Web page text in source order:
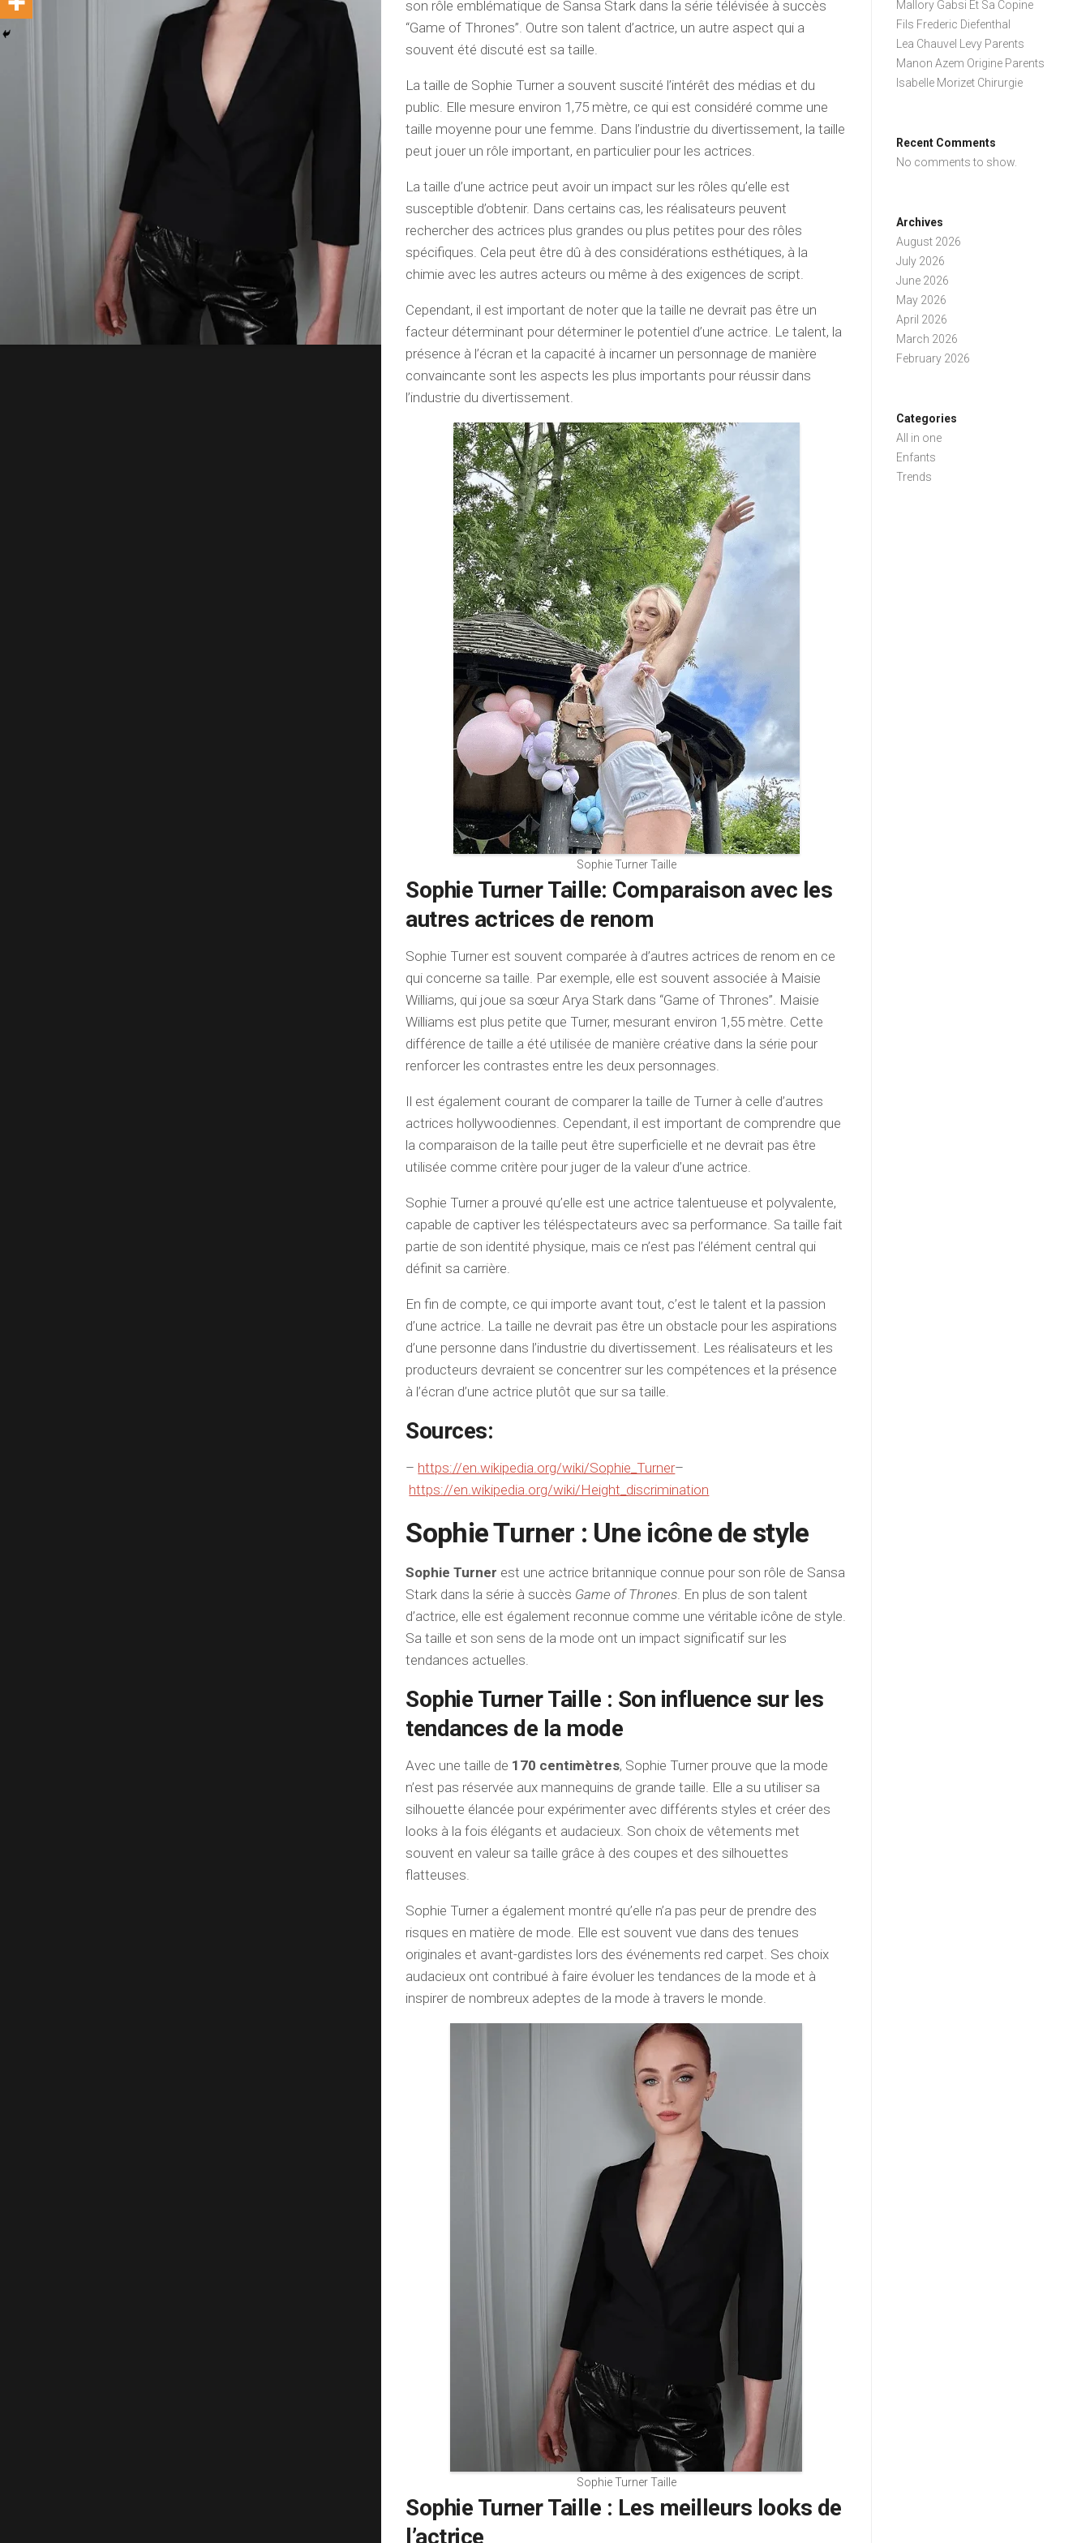
son rôle emblématique de Sansa Stark dans la série télévisée à succès
“Game of Thrones”. Outre son talent d’actrice, un autre aspect qui a
souvent été discuté est sa taille.
La taille de Sophie Turner a souvent suscité l’intérêt des médias et du
public. Elle mesure environ 1,75 mètre, ce qui est considéré comme une
taille moyenne pour une femme. Dans l’industrie du divertissement, la taille
peut jouer un rôle important, en particulier pour les actrices.
La taille d’une actrice peut avoir un impact sur les rôles qu’elle est
susceptible d’obtenir. Dans certains cas, les réalisateurs peuvent
rechercher des actrices plus grandes ou plus petites pour des rôles
spécifiques. Cela peut être dû à des considérations esthétiques, à la
chimie avec les autres acteurs ou même à des exigences de script.
Cependant, il est important de noter que la taille ne devrait pas être un
facteur déterminant pour déterminer le potentiel d’une actrice. Le talent, la
présence à l’écran et la capacité à incarner un personnage de manière
convaincante sont les aspects les plus importants pour réussir dans
l’industrie du divertissement.
Sophie Turner Taille
Sophie Turner Taille: Comparaison avec les
autres actrices de renom
Sophie Turner est souvent comparée à d’autres actrices de renom en ce
qui concerne sa taille. Par exemple, elle est souvent associée à Maisie
Williams, qui joue sa sœur Arya Stark dans “Game of Thrones”. Maisie
Williams est plus petite que Turner, mesurant environ 1,55 mètre. Cette
différence de taille a été utilisée de manière créative dans la série pour
renforcer les contrastes entre les deux personnages.
Il est également courant de comparer la taille de Turner à celle d’autres
actrices hollywoodiennes. Cependant, il est important de comprendre que
la comparaison de la taille peut être superficielle et ne devrait pas être
utilisée comme critère pour juger de la valeur d’une actrice.
Sophie Turner a prouvé qu’elle est une actrice talentueuse et polyvalente,
capable de captiver les téléspectateurs avec sa performance. Sa taille fait
partie de son identité physique, mais ce n’est pas l’élément central qui
définit sa carrière.
En fin de compte, ce qui importe avant tout, c’est le talent et la passion
d’une actrice. La taille ne devrait pas être un obstacle pour les aspirations
d’une personne dans l’industrie du divertissement. Les réalisateurs et les
producteurs devraient se concentrer sur les compétences et la présence
à l’écran d’une actrice plutôt que sur sa taille.
Sources:
– https://en.wikipedia.org/wiki/Sophie_Turner–
https://en.wikipedia.org/wiki/Height_discrimination
Sophie Turner : Une icône de style
Sophie Turner est une actrice britannique connue pour son rôle de Sansa
Stark dans la série à succès Game of Thrones. En plus de son talent
d’actrice, elle est également reconnue comme une véritable icône de style.
Sa taille et son sens de la mode ont un impact significatif sur les
tendances actuelles.
Sophie Turner Taille : Son influence sur les
tendances de la mode
Avec une taille de 170 centimètres, Sophie Turner prouve que la mode
n’est pas réservée aux mannequins de grande taille. Elle a su utiliser sa
silhouette élancée pour expérimenter avec différents styles et créer des
looks à la fois élégants et audacieux. Son choix de vêtements met
souvent en valeur sa taille grâce à des coupes et des silhouettes
flatteuses.
Sophie Turner a également montré qu’elle n’a pas peur de prendre des
risques en matière de mode. Elle est souvent vue dans des tenues
originales et avant-gardistes lors des événements red carpet. Ses choix
audacieux ont contribué à faire évoluer les tendances de la mode et à
inspirer de nombreux adeptes de la mode à travers le monde.
Sophie Turner Taille
Sophie Turner Taille : Les meilleurs looks de
l’actrice
Mallory Gabsi Et Sa Copine
Fils Frederic Diefenthal
Lea Chauvel Levy Parents
Manon Azem Origine Parents
Isabelle Morizet Chirurgie
Recent Comments
No comments to show.
Archives
August 2026
July 2026
June 2026
May 2026
April 2026
March 2026
February 2026
Categories
All in one
Enfants
Trends